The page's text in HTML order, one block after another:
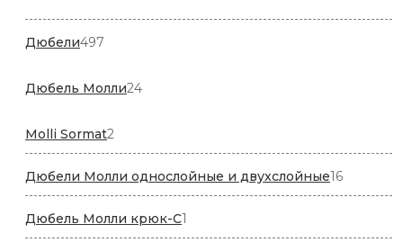
Дюбели497
Дюбель Молли2424
Molli Sormat2
товара
Дюбели Молли однослойные и двухслойные1616
товаров
Дюбель Молли крюк-C1
товар